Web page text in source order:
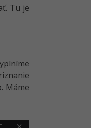
Tu je
Máme